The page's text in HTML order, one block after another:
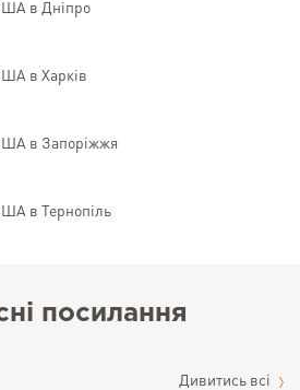
в Дніпро
в Харків
в Запоріжжя
в Тернопіль
посилання
Дивитись всі